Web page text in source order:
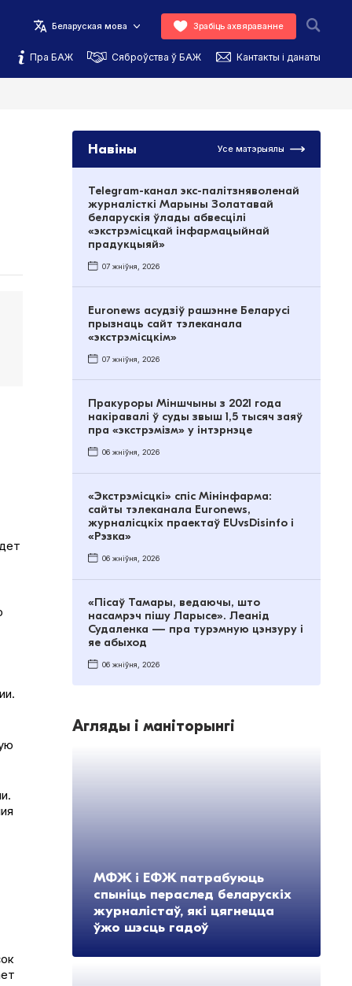
Беларуская мова Зрабіць ахвяраванне
Пра БАЖ Сяброўства ў БАЖ Кантакты і данаты
Навіны Усе матэрыялы
Telegram-канал экс-палітзняволенай
журналісткі Марыны Золатавай
беларускія ўлады абвесцілі
«экстрэмісцкай інфармацыйнай
прадукцыяй»
07 жніўня, 2026
Euronews асудзіў рашэнне Беларусі
прызнаць сайт тэлеканала
«экстрэмісцкім»
07 жніўня, 2026
Пракуроры Міншчыны з 2021 года
накіравалі ў суды звыш 1,5 тысяч заяў
пра «экстрэмізм» у інтэрнэце
06 жніўня, 2026
«Экстрэмісцкі» спіс Мінінфарма:
сайты тэлеканала Euronews,
журналісцкіх праектаў EUvsDisinfo і
«Рэзка»
06 жніўня, 2026
«Пісаў Тамары, ведаючы, што
насамрэч пішу Ларысе». Леанід
Судаленка — пра турэмную цэнзуру і
яе абыход
06 жніўня, 2026
Агляды і маніторынгі
МФЖ і ЕФЖ патрабуюць
спыніць пераслед беларускіх
журналістаў, які цягнецца
ўжо шэсць гадоў